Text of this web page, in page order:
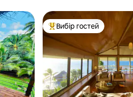
Топ вибір гостей
Вибір гостей